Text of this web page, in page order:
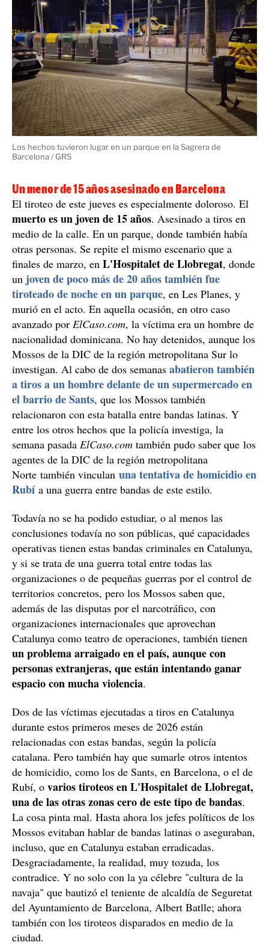
Los hechos tuvieron lugar en un parque en la Sagrera de
Barcelona / GRS
Un menor de 15 años asesinado en Barcelona
El tiroteo de este jueves es especialmente doloroso. El
muerto es un joven de 15 años. Asesinado a tiros en
medio de la calle. En un parque, donde también había
otras personas. Se repite el mismo escenario que a
finales de marzo, en L'Hospitalet de Llobregat, donde
un joven de poco más de 20 años también fue
tiroteado de noche en un parque, en Les Planes, y
murió en el acto. En aquella ocasión, en otro caso
avanzado por ElCaso.com, la víctima era un hombre de
nacionalidad dominicana. No hay detenidos, aunque los
Mossos de la DIC de la región metropolitana Sur lo
investigan. Al cabo de dos semanas abatieron también
a tiros a un hombre delante de un supermercado en
el barrio de Sants, que los Mossos también
relacionaron con esta batalla entre bandas latinas. Y
entre los otros hechos que la policía investiga, la
semana pasada ElCaso.com también pudo saber que los
agentes de la DIC de la región metropolitana
Norte también vinculan una tentativa de homicidio en
Rubía una guerra entre bandas de este estilo.
Todavía no se ha podido estudiar, o al menos las
conclusiones todavía no son públicas, qué capacidades
operativas tienen estas bandas criminales en Catalunya,
y si se trata de una guerra total entre todas las
organizaciones o de pequeñas guerras por el control de
territorios concretos, pero los Mossos saben que,
además de las disputas por el narcotráfico, con
organizaciones internacionales que aprovechan
Catalunya como teatro de operaciones, también tienen
un problema arraigado en el país, aunque con
personas extranjeras, que están intentando ganar
espacio con mucha violencia.
Dos de las víctimas ejecutadas a tiros en Catalunya
durante estos primeros meses de 2026 están
relacionadas con estas bandas, según la policía
catalana. Pero también hay que sumarle otros intentos
de homicidio, como los de Sants, en Barcelona, o el de
Rubí, o varios tiroteos en L'Hospitalet de Llobregat,
una de las otras zonas cero de este tipo de bandas.
La cosa pinta mal. Hasta ahora los jefes políticos de los
Mossos evitaban hablar de bandas latinas o aseguraban,
incluso, que en Catalunya estaban erradicadas.
Desgraciadamente, la realidad, muy tozuda, los
contradice. Y no solo con la ya célebre "cultura de la
navaja" que bautizó el teniente de alcaldía de Seguretat
del Ayuntamiento de Barcelona, Albert Batlle; ahora
también con los tiroteos disparados en medio de la
ciudad.